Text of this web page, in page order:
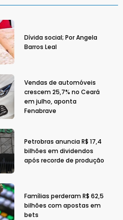
Dívida social; Por Angela
Barros Leal
Vendas de automóveis
crescem 25,7% no Ceará
em julho, aponta
Fenabrave
Petrobras anuncia R$ 17,4
bilhões em dividendos
após recorde de produção
Famílias perderam R$ 62,5
bilhões com apostas em
bets